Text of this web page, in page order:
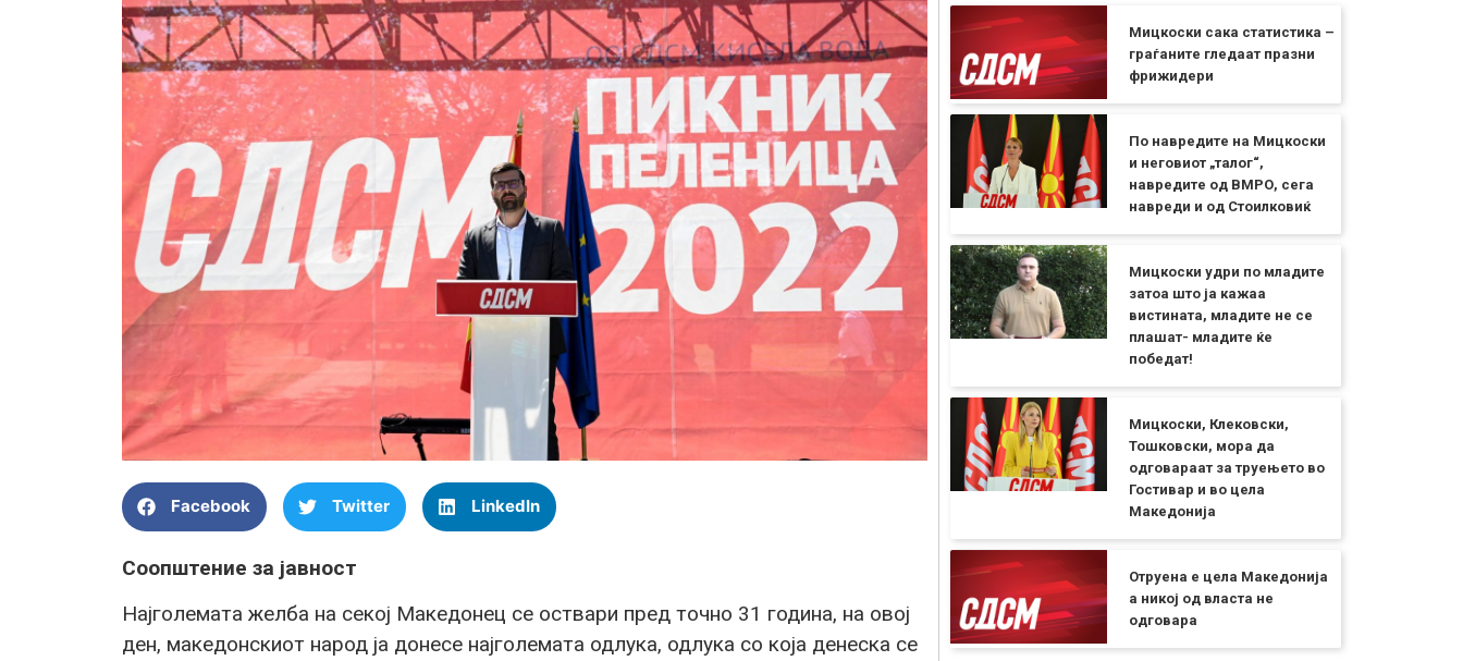
Facebook Twitter LinkedIn
Соопштение за јавност
Најголемата желба на секој Македонец се оствари пред точно 31 година, на овој
ден, македонскиот народ ја донесе најголемата одлука, одлука со која денеска се
Мицкоски сака статистика –
граѓаните гледаат празни
фрижидери
По навредите на Мицкоски
и неговиот „талог“,
навредите од ВМРО, сега
навреди и од Стоилковиќ
Мицкоски удри по младите
затоа што ја кажаа
вистината, младите не се
плашат- младите ќе
победат!
Мицкоски, Клековски,
Тошковски, мора да
одговараат за труењето во
Гостивар и во цела
Македонија
Отруена е цела Македонија
а никој од власта не
одговара